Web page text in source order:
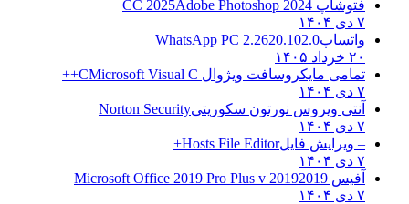
فتوشاپ CC 2025 Adobe Photoshop 2024
۷ دی ۱۴۰۴
واتساپWhatsApp PC 2.2620.102.0
۲۰ خرداد ۱۴۰۵
تمامی مایکروسافت ویژوال C Microsoft Visual C++
۷ دی ۱۴۰۴
آنتی ویروس نورتون سکوریتیNorton Security
۷ دی ۱۴۰۴
– ویرایش فایلHosts File Editor+
۷ دی ۱۴۰۴
آفیس 2019 2019 Microsoft Office 2019 Pro Plus v
۷ دی ۱۴۰۴